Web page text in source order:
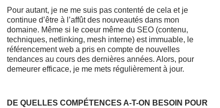
Pour autant, je ne me suis pas contenté de cela et je
continue d’être à l’affût des nouveautés dans mon
domaine. Même si le coeur même du SEO (contenu,
techniques, netlinking, mesh interne) est immuable, le
référencement web a pris en compte de nouvelles
tendances au cours des dernières années. Alors, pour
demeurer efficace, je me mets régulièrement à jour.
DE QUELLES COMPÉTENCES A-T-ON BESOIN POUR